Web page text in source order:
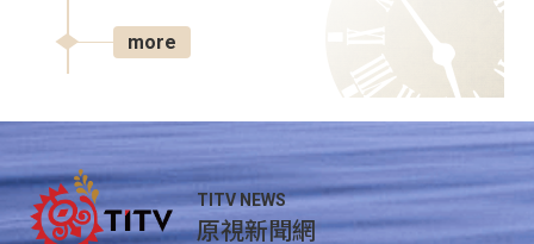
more
TITV NEWS
原視新聞網